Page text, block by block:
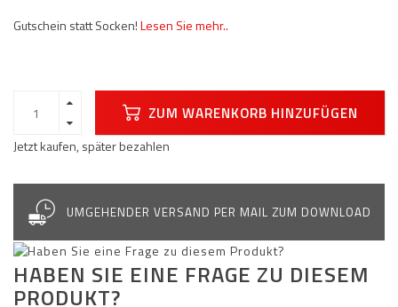
Gutschein statt Socken!Lesen Sie mehr..
ZUM WARENKORB HINZUFÜGEN
Jetzt kaufen, später bezahlen
UMGEHENDER VERSAND PER MAIL ZUM DOWNLOAD
HABEN SIE EINE FRAGE ZU DIESEM
PRODUKT?